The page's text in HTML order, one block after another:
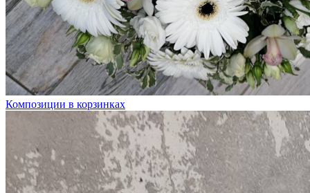
Композиции в корзинках